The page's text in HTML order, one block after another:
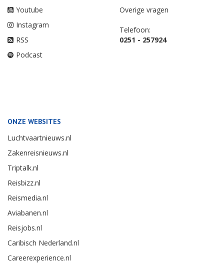
Youtube
Instagram
RSS
Podcast
Overige vragen
Telefoon:
0251 - 257924
ONZE WEBSITES
Luchtvaartnieuws.nl
Zakenreisnieuws.nl
Triptalk.nl
Reisbizz.nl
Reismedia.nl
Aviabanen.nl
Reisjobs.nl
Caribisch Nederland.nl
Careerexperience.nl